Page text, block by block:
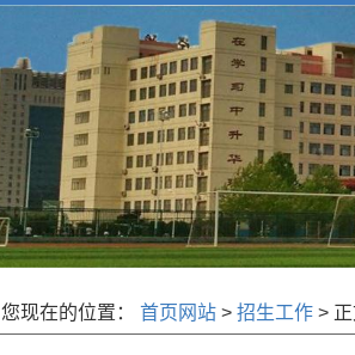
您现在的位置： 首页网站 > 招生工作 >